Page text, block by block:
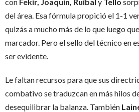
del área. Esa fórmula propició el 1-1
quizás a mucho más de lo que luego
marcador. Pero el sello del técnico en
ser evidente.
Le faltan recursos para que sus
combativo se traduzcan en más hilos
desequilibrar la balanza. También